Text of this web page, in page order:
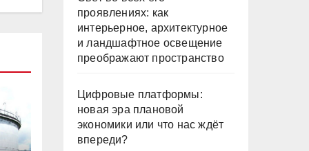
проявлениях: как
интерьерное, архитектурное
и ландшафтное освещение
преображают пространство
Цифровые платформы:
новая эра плановой
экономики или что нас ждёт
впереди?